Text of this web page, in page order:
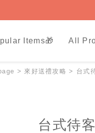
Items🎁 All
> 來好送禮攻略 > 台式
台式待